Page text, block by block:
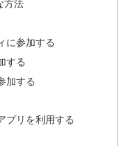
方法
に参加する
する
加する
プリを利用する